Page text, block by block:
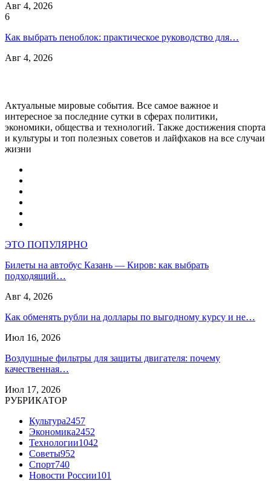
Авг 4, 2026
6
Как выбрать пеноблок: практическое руководство для…
Авг 4, 2026
Актуальные мировые события. Все самое важное и
интересное за последние сутки в сферах политики,
экономики, общества и технологий. Также достижения спорта
и культуры и топ полезных советов и лайфхаков на все случаи
жизни
ЭТО ПОПУЛЯРНО
Билеты на автобус Казань — Киров: как выбрать
подходящий…
Авг 4, 2026
Как обменять рубли на доллары по выгодному курсу и не…
Июл 16, 2026
Воздушные фильтры для защиты двигателя: почему
качественная…
Июл 17, 2026
РУБРИКАТОР
Культура2457
Экономика2452
Технологии1042
Советы952
Спорт740
Новости России101